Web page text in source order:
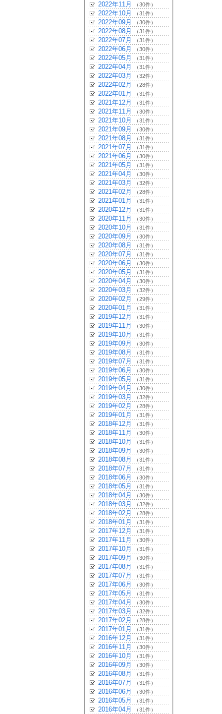
2022年11月 （30件）
2022年10月 （31件）
2022年09月 （30件）
2022年08月 （31件）
2022年07月 （31件）
2022年06月 （30件）
2022年05月 （31件）
2022年04月 （31件）
2022年03月 （32件）
2022年02月 （28件）
2022年01月 （31件）
2021年12月 （31件）
2021年11月 （30件）
2021年10月 （31件）
2021年09月 （30件）
2021年08月 （31件）
2021年07月 （31件）
2021年06月 （30件）
2021年05月 （31件）
2021年04月 （30件）
2021年03月 （32件）
2021年02月 （28件）
2021年01月 （31件）
2020年12月 （31件）
2020年11月 （30件）
2020年10月 （31件）
2020年09月 （30件）
2020年08月 （31件）
2020年07月 （31件）
2020年06月 （30件）
2020年05月 （31件）
2020年04月 （30件）
2020年03月 （32件）
2020年02月 （29件）
2020年01月 （31件）
2019年12月 （31件）
2019年11月 （30件）
2019年10月 （31件）
2019年09月 （30件）
2019年08月 （31件）
2019年07月 （31件）
2019年06月 （30件）
2019年05月 （31件）
2019年04月 （30件）
2019年03月 （32件）
2019年02月 （28件）
2019年01月 （31件）
2018年12月 （31件）
2018年11月 （30件）
2018年10月 （31件）
2018年09月 （30件）
2018年08月 （31件）
2018年07月 （31件）
2018年06月 （30件）
2018年05月 （31件）
2018年04月 （30件）
2018年03月 （32件）
2018年02月 （28件）
2018年01月 （31件）
2017年12月 （31件）
2017年11月 （30件）
2017年10月 （31件）
2017年09月 （30件）
2017年08月 （31件）
2017年07月 （31件）
2017年06月 （30件）
2017年05月 （31件）
2017年04月 （30件）
2017年03月 （32件）
2017年02月 （28件）
2017年01月 （31件）
2016年12月 （31件）
2016年11月 （30件）
2016年10月 （31件）
2016年09月 （30件）
2016年08月 （31件）
2016年07月 （31件）
2016年06月 （30件）
2016年05月 （31件）
2016年04月 （31件）